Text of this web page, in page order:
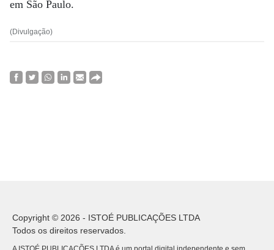
em São Paulo.
(Divulgação)
Copyright © 2026 - ISTOÉ PUBLICAÇÕES LTDA
Todos os direitos reservados.